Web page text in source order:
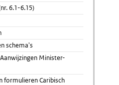
6.1-6.15)
schema's
Minister-
formulieren Caribisch